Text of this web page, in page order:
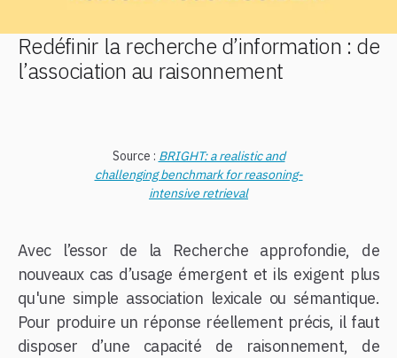
Redéfinir la recherche d’information : de
l’association au raisonnement
Source : BRIGHT: a realistic and
challenging benchmark for reasoning-
intensive retrieval
Avec l’essor de la Recherche approfondie, de
nouveaux cas d’usage émergent et ils exigent plus
qu'une simple association lexicale ou sémantique.
Pour produire un réponse réellement précis, il faut
disposer d’une capacité de raisonnement, de